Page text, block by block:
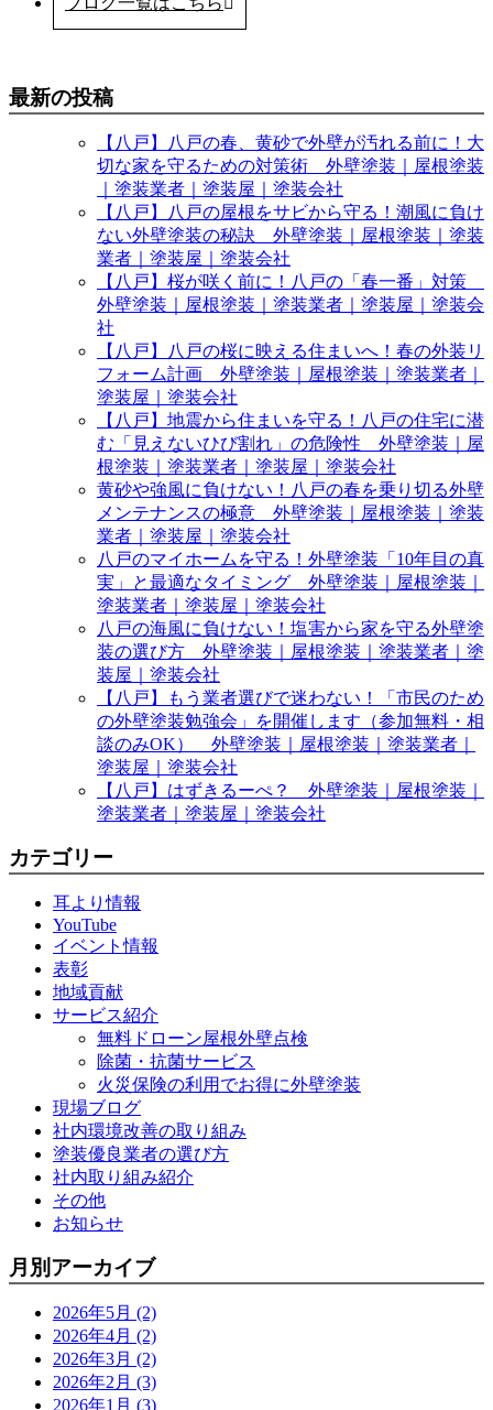
最新の投稿
【八戸】八戸の春、黄砂で外壁が汚れる前に！大
切な家を守るための対策術 外壁塗装｜屋根塗装
｜塗装業者｜塗装屋｜塗装会社
【八戸】八戸の屋根をサビから守る！潮風に負け
ない外壁塗装の秘訣 外壁塗装｜屋根塗装｜塗装
業者｜塗装屋｜塗装会社
【八戸】桜が咲く前に！八戸の「春一番」対策
外壁塗装｜屋根塗装｜塗装業者｜塗装屋｜塗装会
社
【八戸】八戸の桜に映える住まいへ！春の外装リ
フォーム計画 外壁塗装｜屋根塗装｜塗装業者｜
塗装屋｜塗装会社
【八戸】地震から住まいを守る！八戸の住宅に潜
む「見えないひび割れ」の危険性 外壁塗装｜屋
根塗装｜塗装業者｜塗装屋｜塗装会社
黄砂や強風に負けない！八戸の春を乗り切る外壁
メンテナンスの極意 外壁塗装｜屋根塗装｜塗装
業者｜塗装屋｜塗装会社
八戸のマイホームを守る！外壁塗装「10年目の真
実」と最適なタイミング 外壁塗装｜屋根塗装｜
塗装業者｜塗装屋｜塗装会社
八戸の海風に負けない！塩害から家を守る外壁塗
装の選び方 外壁塗装｜屋根塗装｜塗装業者｜塗
装屋｜塗装会社
【八戸】もう業者選びで迷わない！「市民のため
の外壁塗装勉強会」を開催します（参加無料・相
談のみOK） 外壁塗装｜屋根塗装｜塗装業者｜
塗装屋｜塗装会社
【八戸】はずきるーぺ？ 外壁塗装｜屋根塗装｜
塗装業者｜塗装屋｜塗装会社
カテゴリー
耳より情報
YouTube
イベント情報
表彰
地域貢献
サービス紹介
無料ドローン屋根外壁点検
除菌・抗菌サービス
火災保険の利用でお得に外壁塗装
現場ブログ
社内環境改善の取り組み
塗装優良業者の選び方
社内取り組み紹介
その他
お知らせ
月別アーカイブ
2026年5月 (2)
2026年4月 (2)
2026年3月 (2)
2026年2月 (3)
2026年1月 (3)